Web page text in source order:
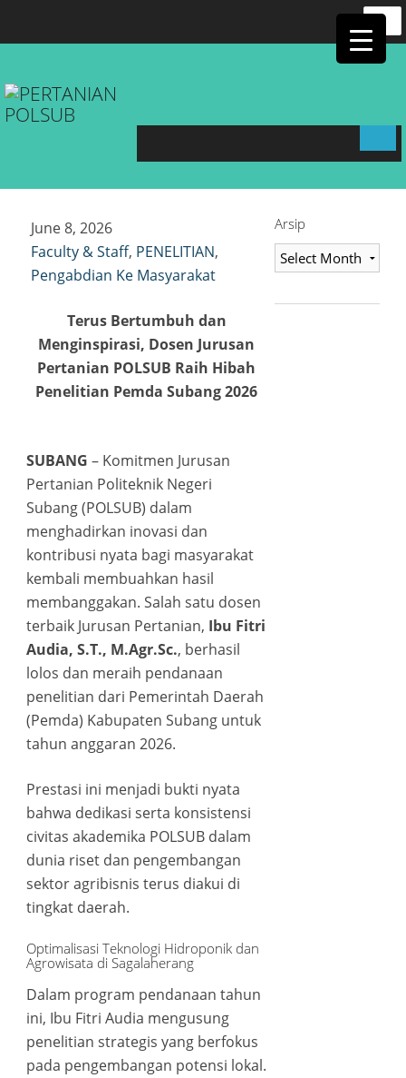
panel
panel
panel
panel
panel
panel
panel
panel
panel
panel
panel
panel
panel
panel
panel
panel
for:
June 8, 2026
Faculty & Staff, PENELITIAN,
Pengabdian Ke Masyarakat
Terus Bertumbuh dan
Menginspirasi, Dosen Jurusan
Pertanian POLSUB Raih Hibah
Penelitian Pemda Subang 2026
SUBANG – Komitmen Jurusan
Pertanian Politeknik Negeri
Subang (POLSUB) dalam
menghadirkan inovasi dan
kontribusi nyata bagi masyarakat
kembali membuahkan hasil
membanggakan. Salah satu dosen
terbaik Jurusan Pertanian, Ibu Fitri
Audia, S.T., M.Agr.Sc., berhasil
lolos dan meraih pendanaan
penelitian dari Pemerintah Daerah
(Pemda) Kabupaten Subang untuk
tahun anggaran 2026.
Prestasi ini menjadi bukti nyata
bahwa dedikasi serta konsistensi
civitas akademika POLSUB dalam
dunia riset dan pengembangan
sektor agribisnis terus diakui di
tingkat daerah.
Optimalisasi Teknologi Hidroponik dan
Agrowisata di Sagalaherang
Dalam program pendanaan tahun
ini, Ibu Fitri Audia mengusung
penelitian strategis yang berfokus
pada pengembangan potensi lokal.
Arsip
Arsip